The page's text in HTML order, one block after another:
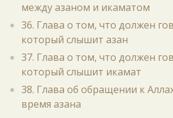
между азаном и икаматом
36. Глава о том, что должен
который слышит азан
37. Глава о том, что должен
который слышит икамат
38. Глава об обращении к
время азана